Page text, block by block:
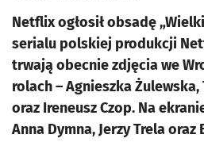
Netflix ogłosił obsadę
serialu polskiej produkcji
trwają obecnie zdjęcia we
rolach – Agnieszka
oraz Ireneusz Czop. Na
Anna Dymna, Jerzy Trela oraz